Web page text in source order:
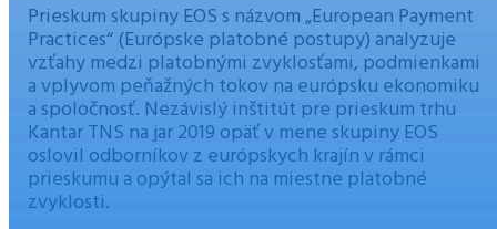
Prieskum skupiny EOS s názvom „European Payment
Practices“ (Európske platobné postupy) analyzuje
vzťahy medzi platobnými zvyklosťami, podmienkami
a vplyvom peňažných tokov na európsku ekonomiku
a spoločnosť. Nezávislý inštitút pre prieskum trhu
Kantar TNS na jar 2019 opäť v mene skupiny EOS
oslovil odborníkov z európskych krajín v rámci
prieskumu a opýtal sa ich na miestne platobné
zvyklosti.